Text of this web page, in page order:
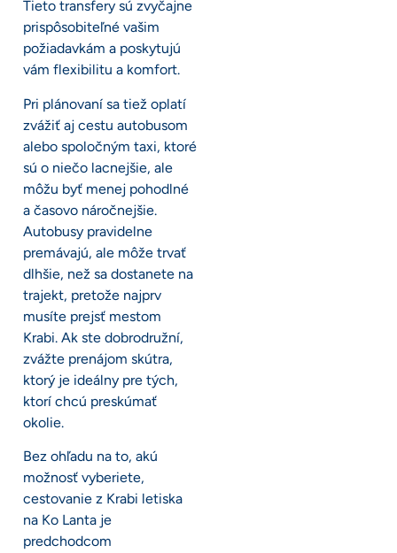
Tieto transfery sú zvyčajne
prispôsobiteľné vašim
požiadavkám a poskytujú
vám flexibilitu a komfort.
Pri plánovaní sa tiež oplatí
zvážiť aj cestu autobusom
alebo spoločným taxi, ktoré
sú o niečo lacnejšie, ale
môžu byť menej pohodlné
a časovo náročnejšie.
Autobusy pravidelne
premávajú, ale môže trvať
dlhšie, než sa dostanete na
trajekt, pretože najprv
musíte prejsť mestom
Krabi. Ak ste dobrodružní,
zvážte prenájom skútra,
ktorý je ideálny pre tých,
ktorí chcú preskúmať
okolie.
Bez ohľadu na to, akú
možnosť vyberiete,
cestovanie z Krabi letiska
na Ko Lanta je
predchodcom